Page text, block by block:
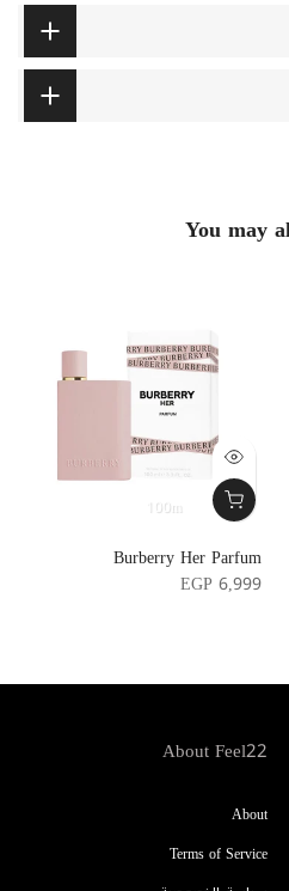
You may
100m
Burberry Her Parfum
EGP 6,999
About Feel22
About
Terms of Service